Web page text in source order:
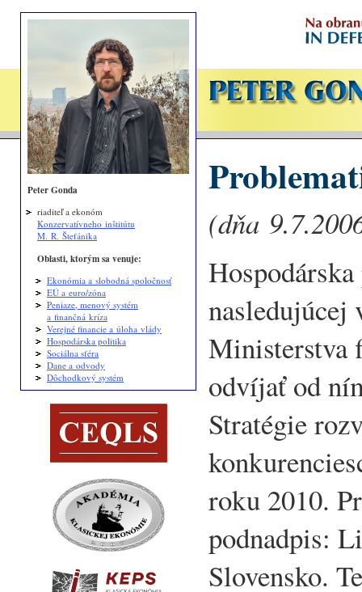
Peter Gonda
riaditeľ a ekonóm
Konzervatívneho inštitútu
M. R. Štefánika
Oblasti, ktorým sa venuje:
Ekonómia a slobodná spoločnosť
EÚ a euro/zóna
Peniaze, menový systém
a finančná kríza
Verejné financie a úloha vlády
Hospodárska politika
Sociálna sféra
Dane a odvody
Dôchodkový systém
(dňa
nasledujúcej
Ministerstva
odvíjať od
Stratégie
roku 2010.
podnadpis:
Slovensko.